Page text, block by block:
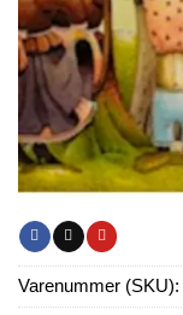
Varenummer (SKU):